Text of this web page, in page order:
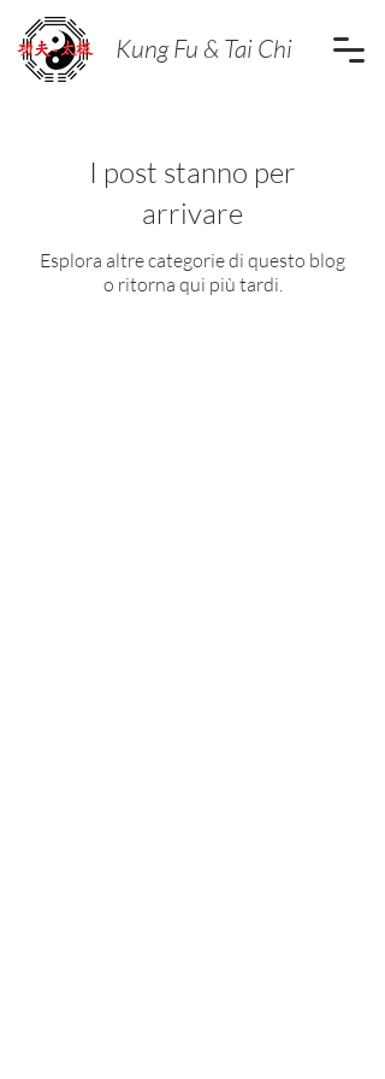
Kung Fu & Tai Chi
I post stanno per
arrivare
Esplora altre categorie di questo blog
o ritorna qui più tardi.